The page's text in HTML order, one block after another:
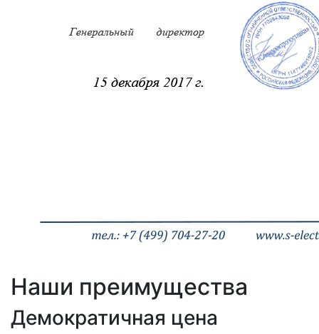
Наши преимущества
Демократичная цена